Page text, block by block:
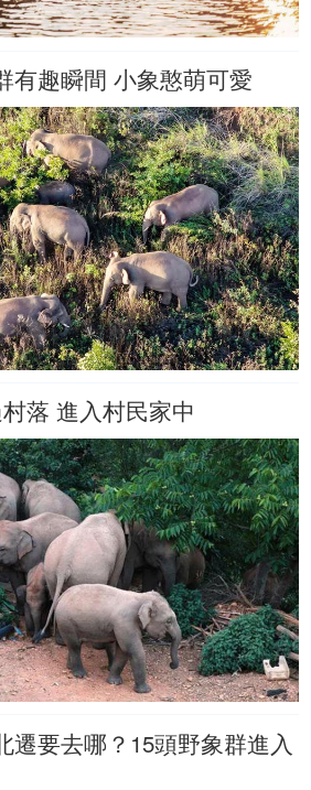
有趣瞬間 小象憨萌可愛
落 進入村民家中
遷要去哪？15頭野象群進入